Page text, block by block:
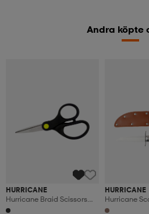
Andra köpte
HURRICANE
Hurricane Braid Scissors
13cm
HURRICANE
Hurricane